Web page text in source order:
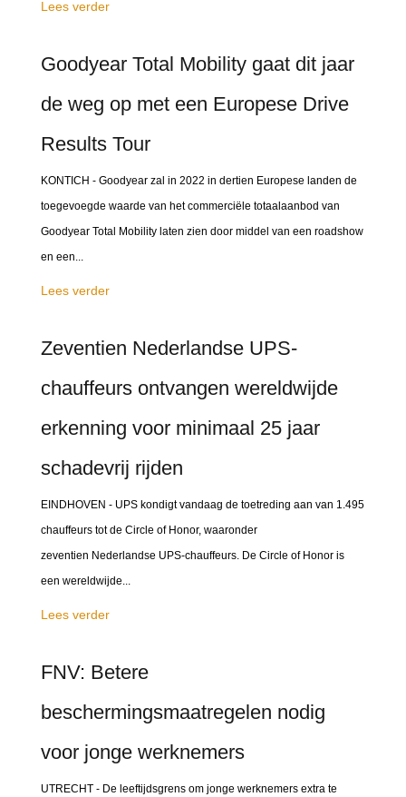
Lees verder
Goodyear Total Mobility gaat dit jaar
de weg op met een Europese Drive
Results Tour
KONTICH - Goodyear zal in 2022 in dertien Europese landen de
toegevoegde waarde van het commerciële totaalaanbod van
Goodyear Total Mobility laten zien door middel van een roadshow
en een...
Lees verder
Zeventien Nederlandse UPS-
chauffeurs ontvangen wereldwijde
erkenning voor minimaal 25 jaar
schadevrij rijden
EINDHOVEN - UPS kondigt vandaag de toetreding aan van 1.495
chauffeurs tot de Circle of Honor, waaronder
zeventien Nederlandse UPS-chauffeurs. De Circle of Honor is
een wereldwijde...
Lees verder
FNV: Betere
beschermingsmaatregelen nodig
voor jonge werknemers
UTRECHT - De leeftijdsgrens om jonge werknemers extra te